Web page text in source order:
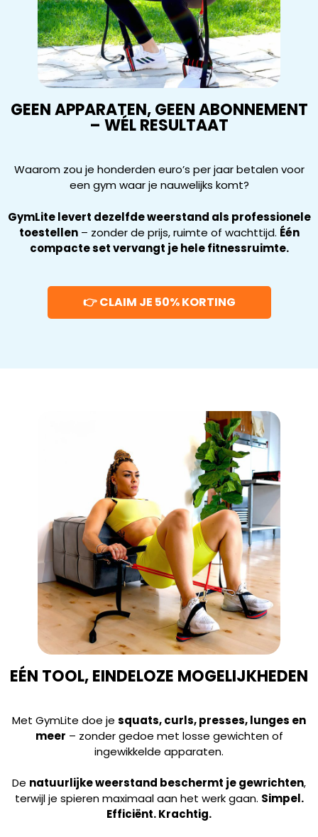
GEEN APPARATEN, GEEN ABONNEMENT
– WÉL RESULTAAT
Waarom zou je honderden euro’s per jaar betalen voor
een gym waar je nauwelijks komt?
GymLite levert dezelfde weerstand als professionele
toestellen– zonder de prijs, ruimte of wachttijd. Één
compacte set vervangt je hele fitnessruimte.
👉 CLAIM JE 50% KORTING
EÉN TOOL, EINDELOZE MOGELIJKHEDEN
Met GymLite doe je squats, curls, presses, lunges en
meer – zonder gedoe met losse gewichten of
ingewikkelde apparaten.
De natuurlijke weerstand beschermt je gewrichten,
terwijl je spieren maximaal aan het werk gaan. Simpel.
Efficiënt. Krachtig.